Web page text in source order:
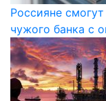
Россияне
чужого банка с